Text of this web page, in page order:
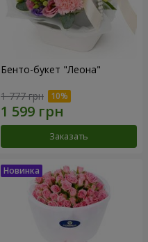
Бенто-букет "Леона"
1 777 грн
Заказать